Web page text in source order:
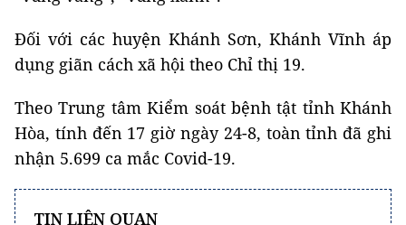
Đối với các huyện Khánh Sơn, Khánh Vĩnh áp
dụng giãn cách xã hội theo Chỉ thị 19.
Theo Trung tâm Kiểm soát bệnh tật tỉnh Khánh
Hòa, tính đến 17 giờ ngày 24-8, toàn tỉnh đã ghi
nhận 5.699 ca mắc Covid-19.
TIN LIÊN QUAN